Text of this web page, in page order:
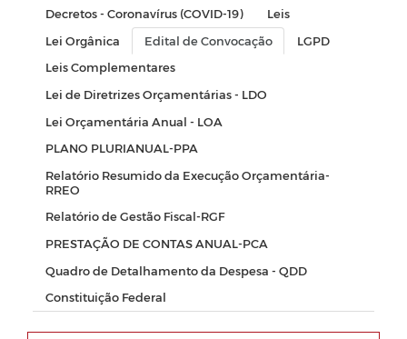
Decretos - Coronavírus (COVID-19)
Leis
Lei Orgânica
Edital de Convocação
LGPD
Leis Complementares
Lei de Diretrizes Orçamentárias - LDO
Lei Orçamentária Anual - LOA
PLANO PLURIANUAL-PPA
Relatório Resumido da Execução Orçamentária-
RREO
Relatório de Gestão Fiscal-RGF
PRESTAÇÃO DE CONTAS ANUAL-PCA
Quadro de Detalhamento da Despesa - QDD
Constituição Federal